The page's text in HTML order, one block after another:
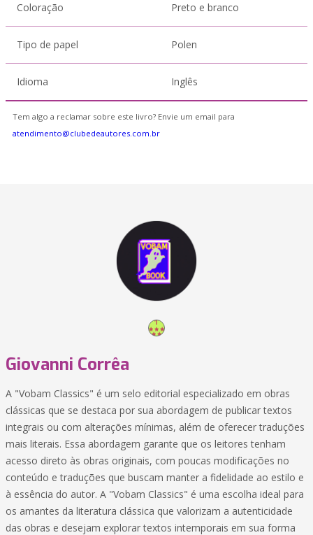
Coloração Preto e branco
Tipo de papel Polen
Idioma Inglês
Tem algo a reclamar sobre este livro? Envie um email para
atendimento@clubedeautores.com.br
Giovanni Corrêa
A "Vobam Classics" é um selo editorial especializado em obras
clássicas que se destaca por sua abordagem de publicar textos
integrais ou com alterações mínimas, além de oferecer traduções
mais literais. Essa abordagem garante que os leitores tenham
acesso direto às obras originais, com poucas modificações no
conteúdo e traduções que buscam manter a fidelidade ao estilo e
à essência do autor. A "Vobam Classics" é uma escolha ideal para
os amantes da literatura clássica que valorizam a autenticidade
das obras e desejam explorar textos intemporais em sua forma